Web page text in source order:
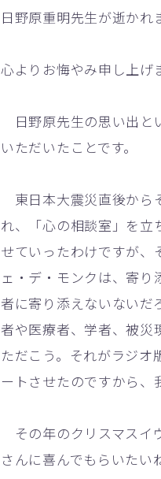
日野原重明先生が逝かれ
心よりお悔やみ申し上げ
日野原先生の思い出と
いただいたことです。
東日本大震災直後から
れ、「心の相談室」を立
せていったわけですが、
ェ・デ・モンクは、寄り
者に寄り添えないない
者や医療者、学者、被災
ただこう。それがラジオ
ートさせたのですから、
その年のクリスマスイ
さんに喜んでもらいたい